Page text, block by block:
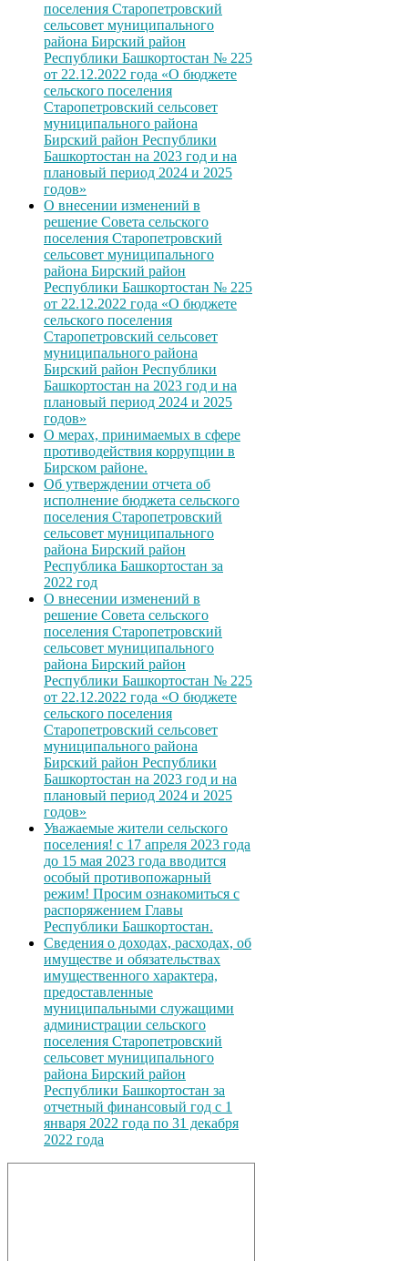
поселения Старопетровский
сельсовет муниципального
района Бирский район
Республики Башкортостан № 225
от 22.12.2022 года «О бюджете
сельского поселения
Старопетровский сельсовет
муниципального района
Бирский район Республики
Башкортостан на 2023 год и на
плановый период 2024 и 2025
годов»
О внесении изменений в
решение Совета сельского
поселения Старопетровский
сельсовет муниципального
района Бирский район
Республики Башкортостан № 225
от 22.12.2022 года «О бюджете
сельского поселения
Старопетровский сельсовет
муниципального района
Бирский район Республики
Башкортостан на 2023 год и на
плановый период 2024 и 2025
годов»
О мерах, принимаемых в сфере
противодействия коррупции в
Бирском районе.
Об утверждении отчета об
исполнение бюджета сельского
поселения Старопетровский
сельсовет муниципального
района Бирский район
Республика Башкортостан за
2022 год
О внесении изменений в
решение Совета сельского
поселения Старопетровский
сельсовет муниципального
района Бирский район
Республики Башкортостан № 225
от 22.12.2022 года «О бюджете
сельского поселения
Старопетровский сельсовет
муниципального района
Бирский район Республики
Башкортостан на 2023 год и на
плановый период 2024 и 2025
годов»
Уважаемые жители сельского
поселения! с 17 апреля 2023 года
до 15 мая 2023 года вводится
особый противопожарный
режим! Просим ознакомиться с
распоряжением Главы
Республики Башкортостан.
Сведения о доходах, расходах, об
имуществе и обязательствах
имущественного характера,
предоставленные
муниципальными служащими
администрации сельского
поселения Старопетровский
сельсовет муниципального
района Бирский район
Республики Башкортостан за
отчетный финансовый год с 1
января 2022 года по 31 декабря
2022 года